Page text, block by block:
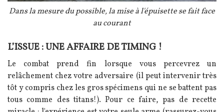
Légende
Dans la mesure du possible, la mise à l'épuisette se fait face
au courant
Texte
L’ISSUE : UNE AFFAIRE DE TIMING !
Le combat prend fin lorsque vous percevrez un
relâchement chez votre adversaire (il peut intervenir très
tôt y compris chez les gros spécimens qui ne se battent pas
tous comme des titans!). Pour ce faire, pas de recette